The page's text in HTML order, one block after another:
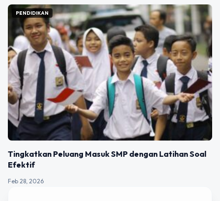
PENDIDIKAN
Tingkatkan Peluang Masuk SMP dengan Latihan Soal
Efektif
Feb 28, 2026